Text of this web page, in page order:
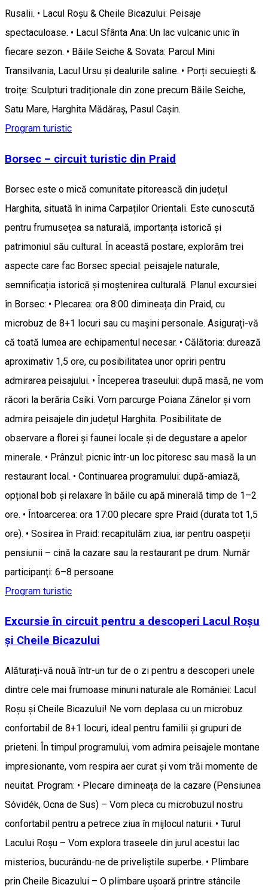
Rusalii. • Lacul Roșu & Cheile Bicazului: Peisaje
spectaculoase. • Lacul Sfânta Ana: Un lac vulcanic unic în
fiecare sezon. • Băile Seiche & Sovata: Parcul Mini
Transilvania, Lacul Ursu și dealurile saline. • Porți secuiești &
troițe: Sculpturi tradiționale din zone precum Băile Seiche,
Satu Mare, Harghita Mădăraș, Pasul Caşin.
Program turistic
Borsec – circuit turistic din Praid
Borsec este o mică comunitate pitorească din județul
Harghita, situată în inima Carpaților Orientali. Este cunoscută
pentru frumusețea sa naturală, importanța istorică și
patrimoniul său cultural. În această postare, explorăm trei
aspecte care fac Borsec special: peisajele naturale,
semnificația istorică și moștenirea culturală. Planul excursiei
în Borsec: • Plecarea: ora 8:00 dimineața din Praid, cu
microbuz de 8+1 locuri sau cu mașini personale. Asigurați-vă
că toată lumea are echipamentul necesar. • Călătoria: durează
aproximativ 1,5 ore, cu posibilitatea unor opriri pentru
admirarea peisajului. • Începerea traseului: după masă, ne vom
răcori la berăria Csíki. Vom parcurge Poiana Zânelor și vom
admira peisajele din județul Harghita. Posibilitate de
observare a florei și faunei locale și de degustare a apelor
minerale. • Prânzul: picnic într-un loc pitoresc sau masă la un
restaurant local. • Continuarea programului: după-amiază,
opțional bob și relaxare în băile cu apă minerală timp de 1–2
ore. • Întoarcerea: ora 17:00 plecare spre Praid (durata tot 1,5
ore). • Sosirea în Praid: recapitulăm ziua, iar pentru oaspeții
pensiunii – cină la cazare sau la restaurant pe drum. Număr
participanți: 6–8 persoane
Program turistic
Excursie în circuit pentru a descoperi Lacul Roșu
și Cheile Bicazului
Alăturați-vă nouă într-un tur de o zi pentru a descoperi unele
dintre cele mai frumoase minuni naturale ale României: Lacul
Roșu și Cheile Bicazului! Ne vom deplasa cu un microbuz
confortabil de 8+1 locuri, ideal pentru familii și grupuri de
prieteni. În timpul programului, vom admira peisajele montane
impresionante, vom respira aer curat și vom trăi momente de
neuitat. Program: • Plecare dimineața de la cazare (Pensiunea
Sóvidék, Ocna de Sus) – Vom pleca cu microbuzul nostru
confortabil pentru a petrece ziua în mijlocul naturii. • Turul
Lacului Roșu – Vom explora traseele din jurul acestui lac
misterios, bucurându-ne de priveliștile superbe. • Plimbare
prin Cheile Bicazului – O plimbare ușoară printre stâncile